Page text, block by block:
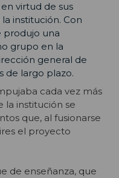
virtud de sus
institución. Con
produjo una
grupo en la
general de
de largo plazo.
cada vez más
la institución se
que, al fusionarse
el proyecto
de enseñanza, que